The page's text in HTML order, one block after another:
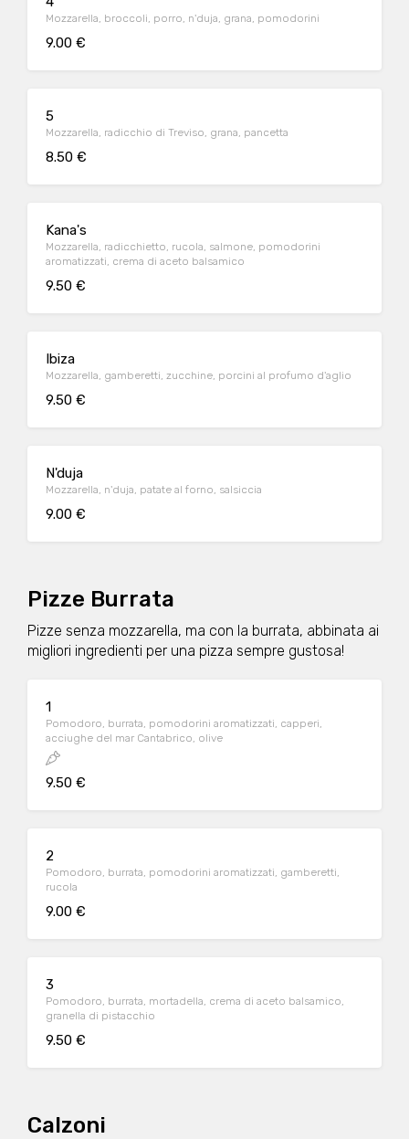
Mozzarella, broccoli, porro, n'duja, grana, pomodorini
9.00 €
5
Mozzarella, radicchio di Treviso, grana, pancetta
8.50 €
Kana's
Mozzarella, radicchietto, rucola, salmone, pomodorini
aromatizzati, crema di aceto balsamico
9.50 €
Ibiza
Mozzarella, gamberetti, zucchine, porcini al profumo d'aglio
9.50 €
N'duja
Mozzarella, n'duja, patate al forno, salsiccia
9.00 €
Pizze Burrata
Pizze senza mozzarella, ma con la burrata, abbinata ai
migliori ingredienti per una pizza sempre gustosa!
1
Pomodoro, burrata, pomodorini aromatizzati, capperi,
acciughe del mar Cantabrico, olive
9.50 €
2
Pomodoro, burrata, pomodorini aromatizzati, gamberetti,
rucola
9.00 €
3
Pomodoro, burrata, mortadella, crema di aceto balsamico,
granella di pistacchio
9.50 €
Calzoni